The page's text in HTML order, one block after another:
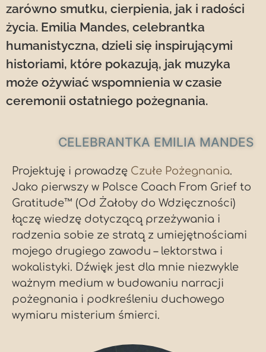
zarówno smutku, cierpienia, jak i radości
życia. Emilia Mandes, celebrantka
humanistyczna, dzieli się inspirującymi
historiami, które pokazują, jak muzyka
może ożywiać wspomnienia w czasie
ceremonii ostatniego pożegnania.
CELEBRANTKA EMILIA MANDES
Projektuję i prowadzę Czułe Pożegnania.
Jako pierwszy w Polsce Coach From Grief to
Gratitude™ (Od Żałoby do Wdzięczności)
łączę wiedzę dotyczącą przeżywania i
radzenia sobie ze stratą z umiejętnościami
mojego drugiego zawodu – lektorstwa i
wokalistyki. Dźwięk jest dla mnie niezwykle
ważnym medium w budowaniu narracji
pożegnania i podkreśleniu duchowego
wymiaru misterium śmierci.